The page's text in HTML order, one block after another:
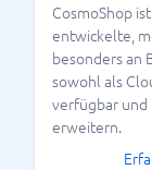
CosmoShop
entwickelte,
besonders an
sowohl als
verfügbar und
erweitern.